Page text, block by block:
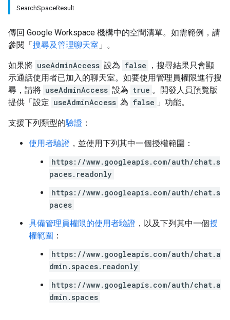
SearchSpaceResult
傳回 Google Workspace 機構中的空間清單。如需範例，請
參閱「搜尋及管理聊天室 」。
如果將 useAdminAccess 設為 false
，搜尋結果只會顯
示通話使用者已加入的聊天室。如要使用管理員權限進行搜
尋，請將 useAdminAccess 設為 true 。開發人員預覽版
提供「設定 useAdminAccess 為 false 」功能。
支援下列類型的驗證 ：
使用者驗證 ，並使用下列其中一個授權範圍：
https://www.googleapis.com/auth/chat.s
paces.readonly
https://www.googleapis.com/auth/chat.s
paces
具備管理員權限的使用者驗證 ，以及下列其中一個授
權範圍 ：
https://www.googleapis.com/auth/chat.a
dmin.spaces.readonly
https://www.googleapis.com/auth/chat.a
dmin.spaces